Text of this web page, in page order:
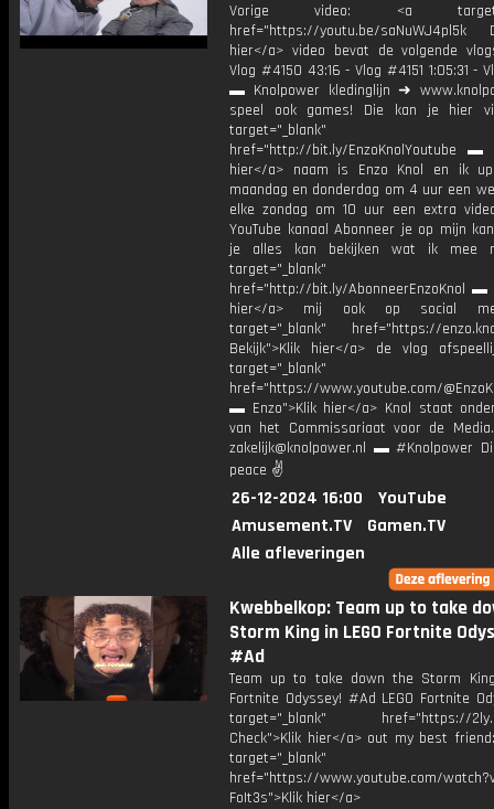
Vorige video: <a
href="https://youtu.be/saNuWJ4pl5k
hier</a> video bevat de volgende
Vlog #4150 43:16 - Vlog #4151 1:05:31 -
▬ Knolpower kledinglijn ➜
speel ook games! Die kan je hier
target="_blank"
href="http://bit.ly/EnzoKnolYoutube ▬
hier</a> naam is Enzo Knol en ik
maandag en donderdag om 4 uur een
elke zondag om 10 uur een extra
YouTube kanaal Abonneer je op mijn
je alles kan bekijken wat ik mee
target="_blank"
href="http://bit.ly/AbonneerEnzoKnol ▬
hier</a> mij ook op social
target="_blank" href="https://
Bekijk">Klik hier</a> de vlog
target="_blank"
href="https://www.youtube.com/
▬ Enzo">Klik hier</a> Knol staat
van het Commissariaat voor de
zakelijk@knolpower.nl ▬ #Knolpower
peace ✌
26-12-2024 16:00
YouTube
Amusement.TV
Gamen.TV
Alle afleveringen
Kwebbelkop: Team up to take
Storm King in LEGO Fortnite
#Ad
Team up to take down the Storm
Fortnite Odyssey! #Ad LEGO Fortnite
target="_blank" href="https://
Check">Klik hier</a> out my best
target="_blank"
href="https://www.youtube.com/
FoIt3s">Klik hier</a>